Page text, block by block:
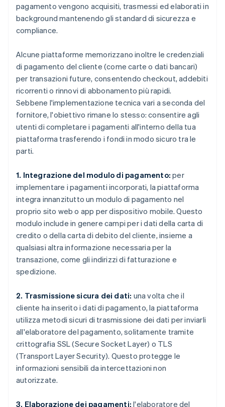
pagamento vengono acquisiti, trasmessi ed elaborati in
background mantenendo gli standard di sicurezza e
compliance.
Alcune piattaforme memorizzano inoltre le credenziali
di pagamento del cliente (come carte o dati bancari)
per transazioni future, consentendo checkout, addebiti
ricorrenti o rinnovi di abbonamento più rapidi.
Sebbene l'implementazione tecnica vari a seconda del
fornitore, l'obiettivo rimane lo stesso: consentire agli
utenti di completare i pagamenti all'interno della tua
piattaforma trasferendo i fondi in modo sicuro tra le
parti.
1. Integrazione del modulo di pagamento: per
implementare i pagamenti incorporati, la piattaforma
integra innanzitutto un modulo di pagamento nel
proprio sito web o app per dispositivo mobile. Questo
modulo include in genere campi per i dati della carta di
credito o della carta di debito del cliente, insieme a
qualsiasi altra informazione necessaria per la
transazione, come gli indirizzi di fatturazione e
spedizione.
2. Trasmissione sicura dei dati: una volta che il
cliente ha inserito i dati di pagamento, la piattaforma
utilizza metodi sicuri di trasmissione dei dati per inviarli
all'elaboratore del pagamento, solitamente tramite
crittografia SSL (Secure Socket Layer) o TLS
(Transport Layer Security). Questo protegge le
informazioni sensibili da intercettazioni non
autorizzate.
3. Elaborazione dei pagamenti: l'elaboratore del